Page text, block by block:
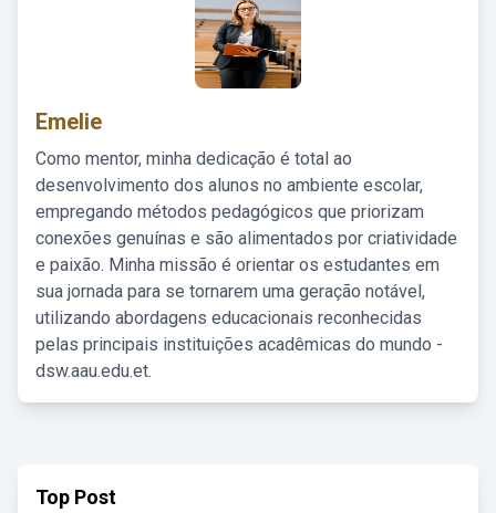
Emelie
Como mentor, minha dedicação é total ao
desenvolvimento dos alunos no ambiente escolar,
empregando métodos pedagógicos que priorizam
conexões genuínas e são alimentados por criatividade
e paixão. Minha missão é orientar os estudantes em
sua jornada para se tornarem uma geração notável,
utilizando abordagens educacionais reconhecidas
pelas principais instituições acadêmicas do mundo -
dsw.aau.edu.et.
Top Post